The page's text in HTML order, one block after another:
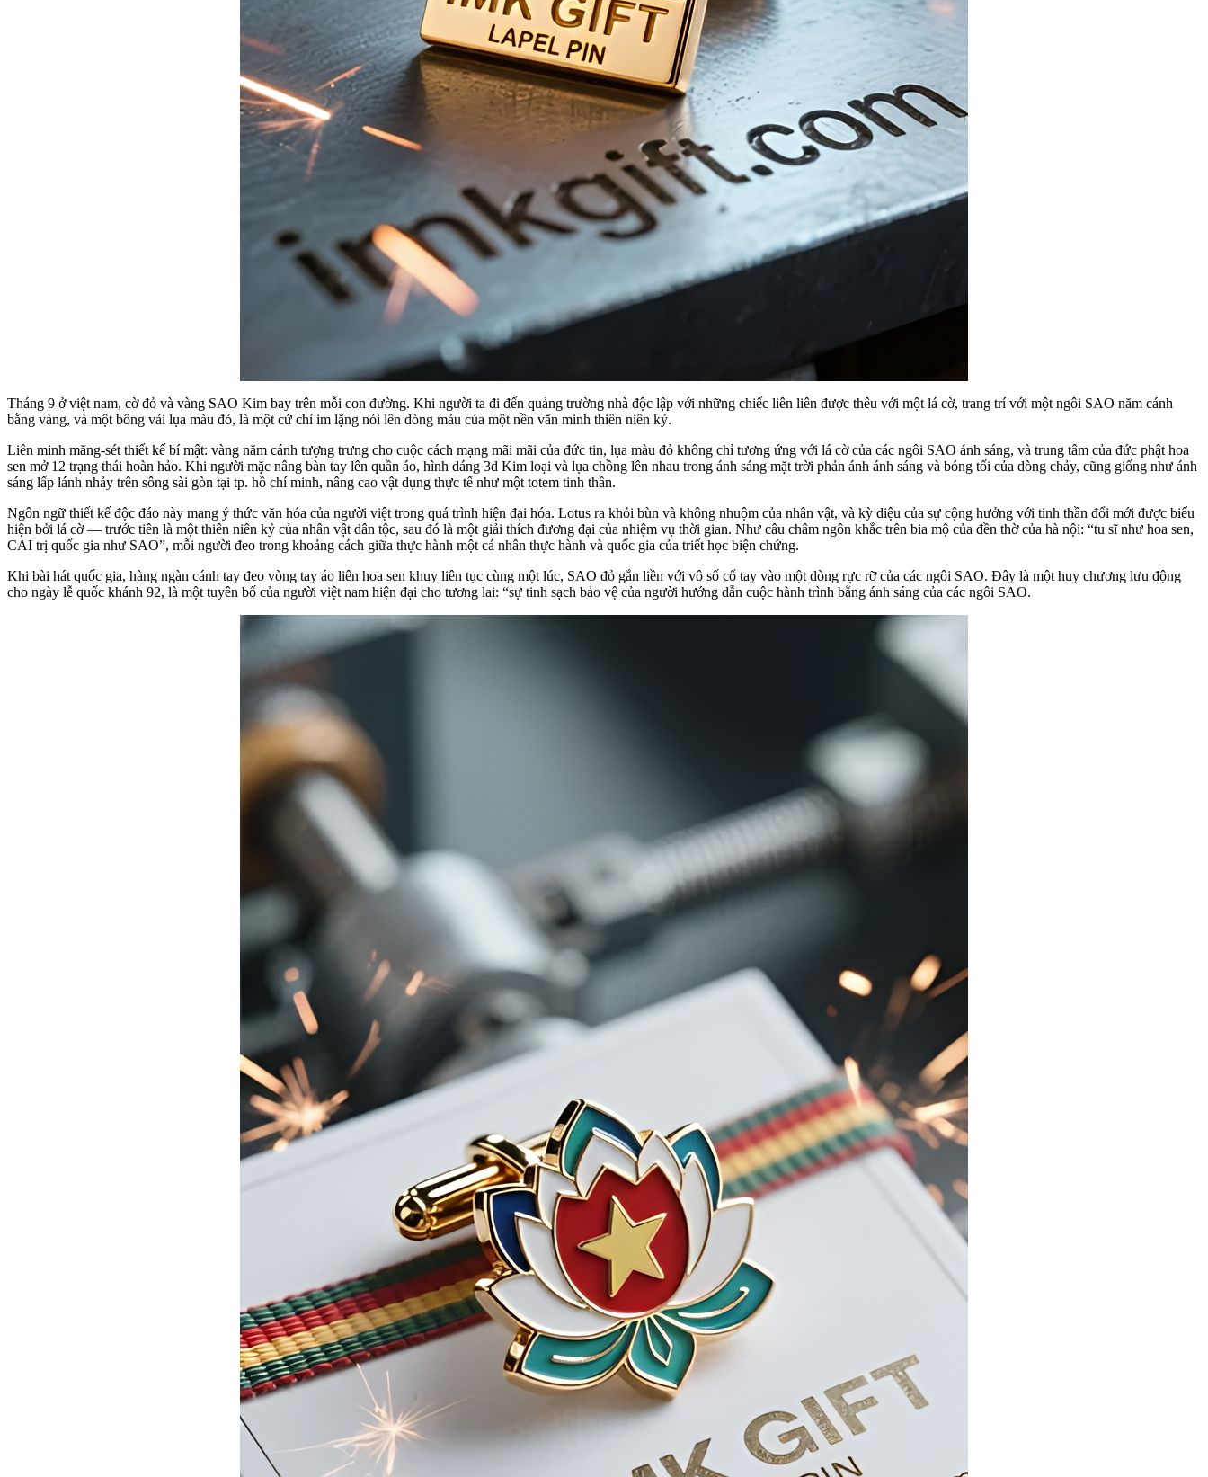
Tháng 9 ở việt nam, cờ đỏ và vàng SAO Kim bay trên mỗi con đường. Khi người ta đi đến quảng trường nhà độc lập với những chiếc liên liên được thêu với một lá cờ, trang trí với một ngôi SAO năm cánh
bằng vàng, và một bông vải lụa màu đỏ, là một cử chỉ im lặng nói lên dòng máu của một nền văn minh thiên niên kỷ.
Liên minh măng-sét thiết kế bí mật: vàng năm cánh tượng trưng cho cuộc cách mạng mãi mãi của đức tin, lụa màu đỏ không chỉ tương ứng với lá cờ của các ngôi SAO ánh sáng, và trung tâm của đức phật hoa
sen mở 12 trạng thái hoàn hảo. Khi người mặc nâng bàn tay lên quần áo, hình dáng 3d Kim loại và lụa chồng lên nhau trong ánh sáng mặt trời phản ánh ánh sáng và bóng tối của dòng chảy, cũng giống như ánh
sáng lấp lánh nhảy trên sông sài gòn tại tp. hồ chí minh, nâng cao vật dụng thực tế như một totem tinh thần.
Ngôn ngữ thiết kế độc đáo này mang ý thức văn hóa của người việt trong quá trình hiện đại hóa. Lotus ra khỏi bùn và không nhuộm của nhân vật, và kỳ diệu của sự cộng hưởng với tinh thần đổi mới được biểu
hiện bởi lá cờ — trước tiên là một thiên niên kỷ của nhân vật dân tộc, sau đó là một giải thích đương đại của nhiệm vụ thời gian. Như câu châm ngôn khắc trên bia mộ của đền thờ của hà nội: “tu sĩ như hoa sen,
CAI trị quốc gia như SAO”, mỗi người đeo trong khoảng cách giữa thực hành một cá nhân thực hành và quốc gia của triết học biện chứng.
Khi bài hát quốc gia, hàng ngàn cánh tay đeo vòng tay áo liên hoa sen khuy liên tục cùng một lúc, SAO đỏ gắn liền với vô số cổ tay vào một dòng rực rỡ của các ngôi SAO. Đây là một huy chương lưu động
cho ngày lễ quốc khánh 92, là một tuyên bố của người việt nam hiện đại cho tương lai: “sự tinh sạch bảo vệ của người hướng dẫn cuộc hành trình bằng ánh sáng của các ngôi SAO.